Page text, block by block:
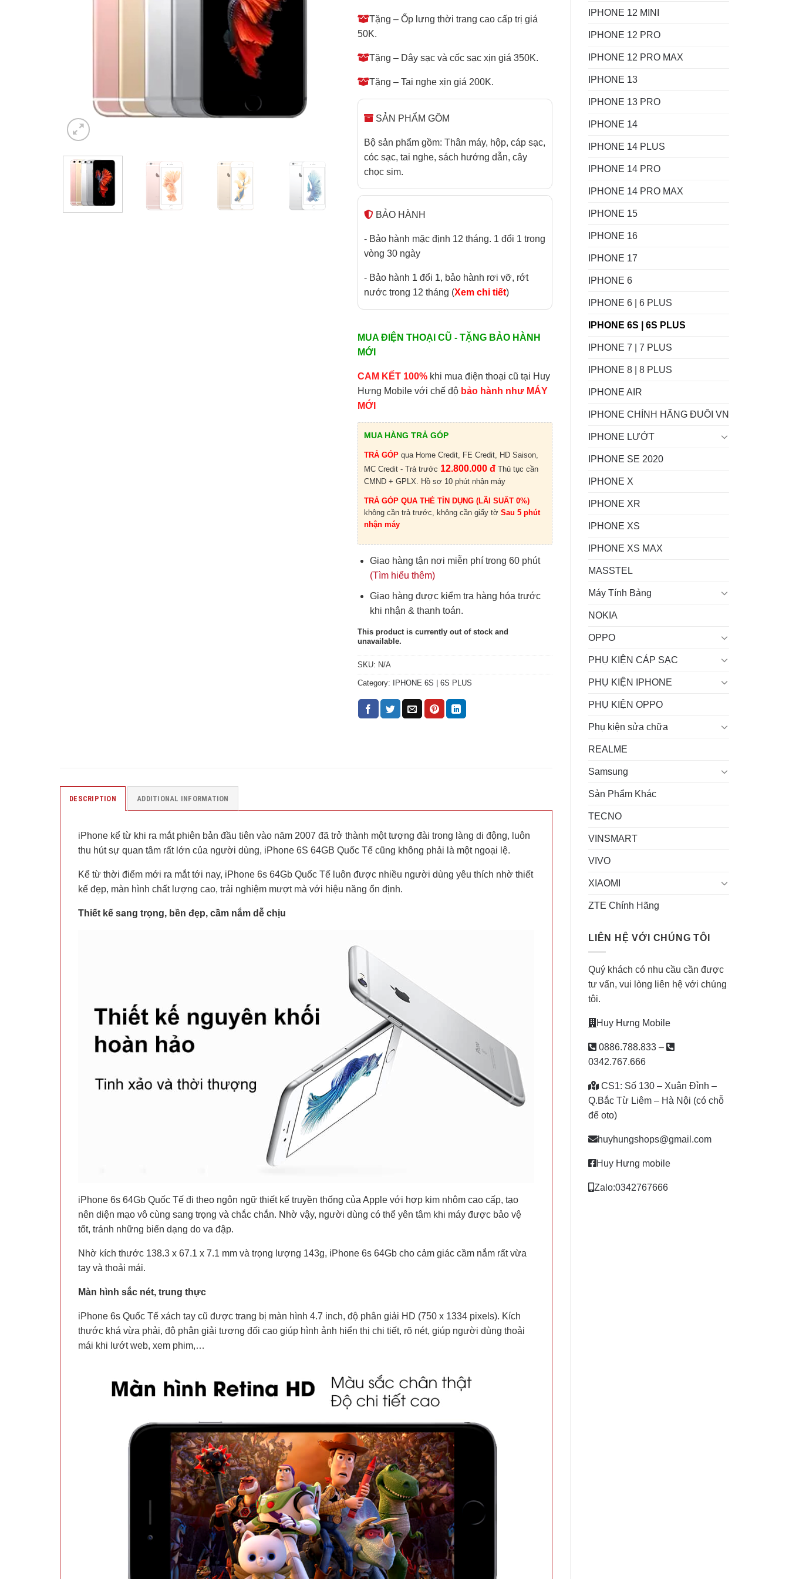
IPHONE 12 MINI
IPHONE 12 PRO
IPHONE 12 PRO MAX
IPHONE 13
IPHONE 13 PRO
IPHONE 14
IPHONE 14 PLUS
IPHONE 14 PRO
IPHONE 14 PRO MAX
IPHONE 15
IPHONE 16
IPHONE 17
IPHONE 6
IPHONE 6 | 6 PLUS
IPHONE 6S | 6S PLUS
IPHONE 7 | 7 PLUS
IPHONE 8 | 8 PLUS
IPHONE AIR
IPHONE CHÍNH HÃNG ĐUÔI VN
IPHONE LƯỚT
IPHONE SE 2020
IPHONE X
IPHONE XR
IPHONE XS
IPHONE XS MAX
MASSTEL
Máy Tính Bảng
NOKIA
OPPO
PHỤ KIỆN CÁP SẠC
PHỤ KIỆN IPHONE
PHỤ KIỆN OPPO
Phụ kiện sửa chữa
REALME
Samsung
Sản Phẩm Khác
TECNO
VINSMART
VIVO
XIAOMI
ZTE Chính Hãng
LIÊN HỆ VỚI CHÚNG TÔI
Quý khách có nhu cầu cần được
tư vấn, vui lòng liên hệ với chúng
tôi.
Huy Hưng Mobile
0886.788.833 –
0342.767.666
CS1: Số 130 – Xuân Đỉnh –
Q.Bắc Từ Liêm – Hà Nội (có chỗ
để oto)
huyhungshops@gmail.com
Huy Hưng mobile
Zalo:0342767666
Tặng – Ốp lưng thời trang cao cấp trị giá
50K.
Tặng – Dây sạc và cốc sạc xịn giá 350K.
Tặng – Tai nghe xịn giá 200K.
SẢN PHẨM GỒM
Bộ sản phẩm gồm: Thân máy, hộp, cáp sạc,
cóc sạc, tai nghe, sách hướng dẫn, cây
chọc sim.
BẢO HÀNH
- Bảo hành mặc định 12 tháng. 1 đổi 1 trong
vòng 30 ngày
- Bảo hành 1 đổi 1, bảo hành rơi vỡ, rớt
nước trong 12 tháng (Xem chi tiết)
MUA ĐIỆN THOẠI CŨ - TẶNG BẢO HÀNH
MỚI
CAM KẾT 100%khi mua điện thoại cũ tại Huy
Hưng Mobile với chế độ bảo hành như MÁY
MỚI
MUA HÀNG TRẢ GÓP
TRẢ GÓPqua Home Credit, FE Credit, HD Saison,
MC Credit - Trả trước 12.800.000 đThủ tục cần
CMND + GPLX. Hồ sơ 10 phút nhận máy
TRẢ GÓP QUA THẺ TÍN DỤNG (LÃI SUẤT 0%)
không cần trả trước, không cần giấy tờ Sau 5 phút
nhận máy
Giao hàng tận nơi miễn phí trong 60 phút
(Tìm hiểu thêm)
Giao hàng được kiểm tra hàng hóa trước
khi nhận & thanh toán.
This product is currently out of stock and
unavailable.
SKU: N/A
Category: IPHONE 6S | 6S PLUS
DESCRIPTION ADDITIONAL INFORMATION
iPhone kể từ khi ra mắt phiên bản đầu tiên vào năm 2007 đã trở thành một tượng đài trong làng di động, luôn
thu hút sự quan tâm rất lớn của người dùng, iPhone 6S 64GB Quốc Tế cũng không phải là một ngoại lệ.
Kể từ thời điểm mới ra mắt tới nay, iPhone 6s 64Gb Quốc Tế luôn được nhiều người dùng yêu thích nhờ thiết
kế đẹp, màn hình chất lượng cao, trải nghiệm mượt mà với hiệu năng ổn định.
Thiết kế sang trọng, bền đẹp, cầm nắm dễ chịu
iPhone 6s 64Gb Quốc Tế đi theo ngôn ngữ thiết kế truyền thống của Apple với hợp kim nhôm cao cấp, tạo
nên diện mạo vô cùng sang trọng và chắc chắn. Nhờ vậy, người dùng có thể yên tâm khi máy được bảo vệ
tốt, tránh những biến dạng do va đập.
Nhờ kích thước 138.3 x 67.1 x 7.1 mm và trọng lượng 143g, iPhone 6s 64Gb cho cảm giác cầm nắm rất vừa
tay và thoải mái.
Màn hình sắc nét, trung thực
iPhone 6s Quốc Tế xách tay cũ được trang bị màn hình 4.7 inch, độ phân giải HD (750 x 1334 pixels). Kích
thước khá vừa phải, độ phân giải tương đối cao giúp hình ảnh hiển thị chi tiết, rõ nét, giúp người dùng thoải
mái khi lướt web, xem phim,…